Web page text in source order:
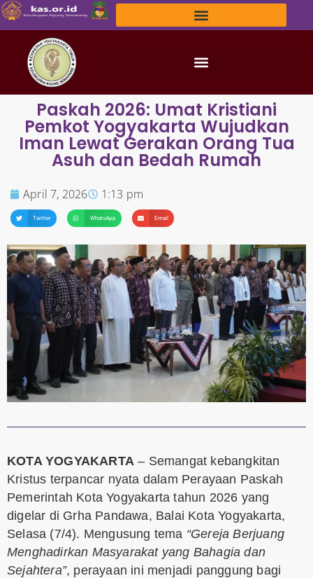
Paskah 2026: Umat Kristiani
Pemkot Yogyakarta Wujudkan
Iman Lewat Gerakan Orang Tua
Asuh dan Bedah Rumah
April 7, 2026 1:13 pm
Twitter WhatsApp Email
KOTA YOGYAKARTA – Semangat kebangkitan
Kristus terpancar nyata dalam Perayaan Paskah
Pemerintah Kota Yogyakarta tahun 2026 yang
digelar di Grha Pandawa, Balai Kota Yogyakarta,
Selasa (7/4). Mengusung tema “Gereja Berjuang
Menghadirkan Masyarakat yang Bahagia dan
Sejahtera”, perayaan ini menjadi panggung bagi